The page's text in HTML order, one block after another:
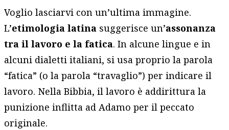
Voglio lasciarvi con un’ultima immagine.
L’etimologia latina suggerisce un’assonanza
tra il lavoro e la fatica. In alcune lingue e in
alcuni dialetti italiani, si usa proprio la parola
“fatica” (o la parola “travaglio”) per indicare il
lavoro. Nella Bibbia, il lavoro è addirittura la
punizione inflitta ad Adamo per il peccato
originale.